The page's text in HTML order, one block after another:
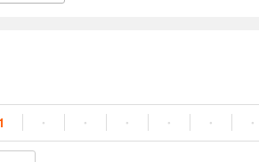
・ ・ ・ ・ ・ ・